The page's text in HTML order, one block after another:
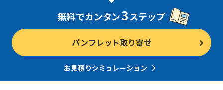
無料でカンタン3ステップ
パンフレット取り寄せ
お見積りシミュレーション